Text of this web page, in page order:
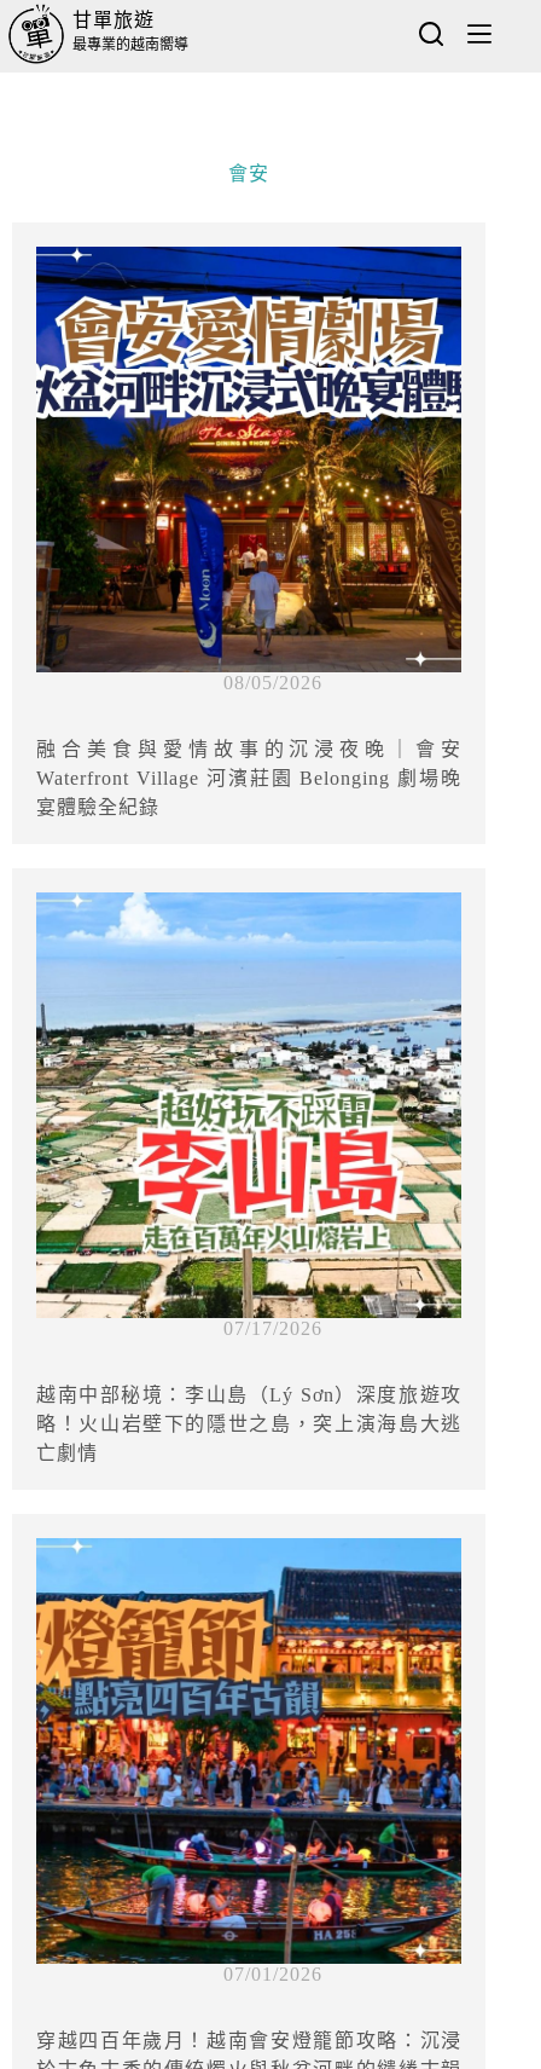
甘單旅遊
最專業的越南嚮導
會安
08/05/2026
融合美食與愛情故事的沉浸夜晚｜會安
Waterfront Village 河濱莊園 Belonging 劇場晚
宴體驗全紀錄
07/17/2026
越南中部秘境：李山島（Lý Sơn）深度旅遊攻
略！火山岩壁下的隱世之島，突上演海島大逃
亡劇情
07/01/2026
穿越四百年歲月！越南會安燈籠節攻略：沉浸